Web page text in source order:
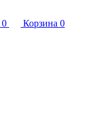
0 Корзина 0